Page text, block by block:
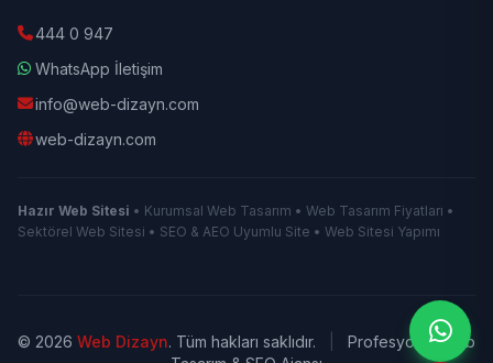
444 0 947
WhatsApp İletişim
info@web-dizayn.com
web-dizayn.com
Hazır Web Sitesi • Kurumsal Web Tasarım • Web Tasarım Fiyatları •
Sektörel Web Sitesi • SEO & AEO Uyumlu Site • Web Sitesi Yapımı
© 2026 Web Dizayn. Tüm hakları saklıdır.
Profesyonel Web